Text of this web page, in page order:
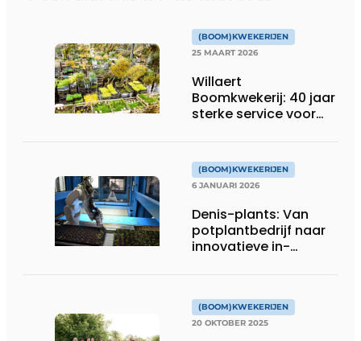
(BOOM)KWEKERIJEN
25 MAART 2026
Willaert
Boomkwekerij: 40 jaar
sterke service voor
(BOOM)KWEKERIJEN
6 JANUARI 2026
Denis-plants: Van
potplantbedrijf naar
innovatieve in-
(BOOM)KWEKERIJEN
20 OKTOBER 2025